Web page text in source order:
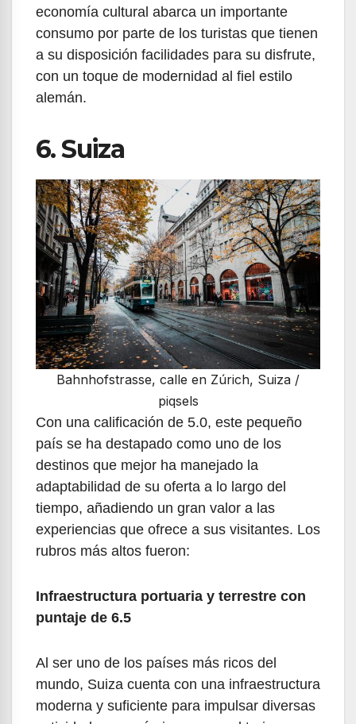
economía cultural abarca un importante
consumo por parte de los turistas que tienen
a su disposición facilidades para su disfrute,
con un toque de modernidad al fiel estilo
alemán.
6. Suiza
Bahnhofstrasse, calle en Zúrich, Suiza /
piqsels
Con una calificación de 5.0, este pequeño
país se ha destapado como uno de los
destinos que mejor ha manejado la
adaptabilidad de su oferta a lo largo del
tiempo, añadiendo un gran valor a las
experiencias que ofrece a sus visitantes. Los
rubros más altos fueron:
Infraestructura portuaria y terrestre con
puntaje de 6.5
Al ser uno de los países más ricos del
mundo, Suiza cuenta con una infraestructura
moderna y suficiente para impulsar diversas